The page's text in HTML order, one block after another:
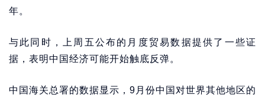
年。
与此同时，上周五公布的月度贸易数据提供了一些证
据，表明中国经济可能开始触底反弹。
中国海关总署的数据显示，9月份中国对世界其他地区的